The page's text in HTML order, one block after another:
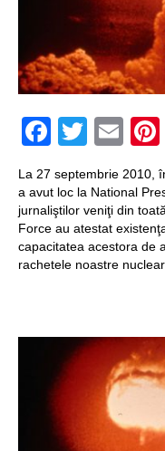
Mulţi soldaţi
canadieni
stresaţi
Timna Park
Solomon
Salvat de la
fiinţe verzi
Structurile
enigmatice
Gobelki
La 27 septembrie 2010,
a avut loc la National
jurnaliştilor veniţi din
Force au atestat
capacitatea acestora de
rachetele noastre